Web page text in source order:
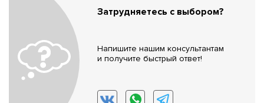
Затрудняетесь с выбором?
Напишите нашим консультантам
и получите быстрый ответ!